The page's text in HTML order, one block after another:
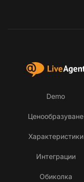
Demo
Ценообразуване
Характеристики
Интеграции
Обиколка